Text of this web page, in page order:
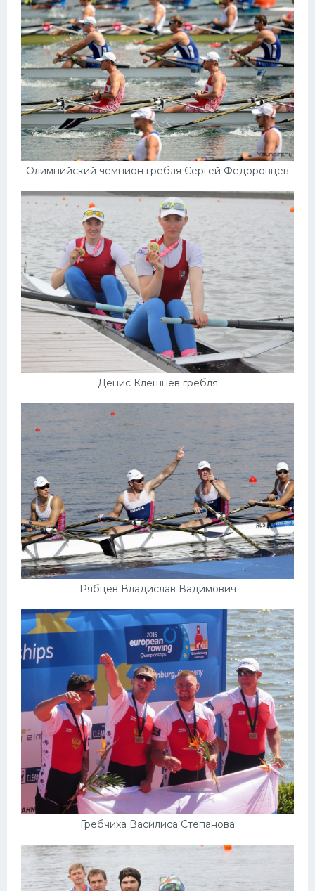
Олимпийский чемпион гребля Сергей Федоровцев
Денис Клешнев гребля
Рябцев Владислав Вадимович
Гребчиха Василиса Степанова